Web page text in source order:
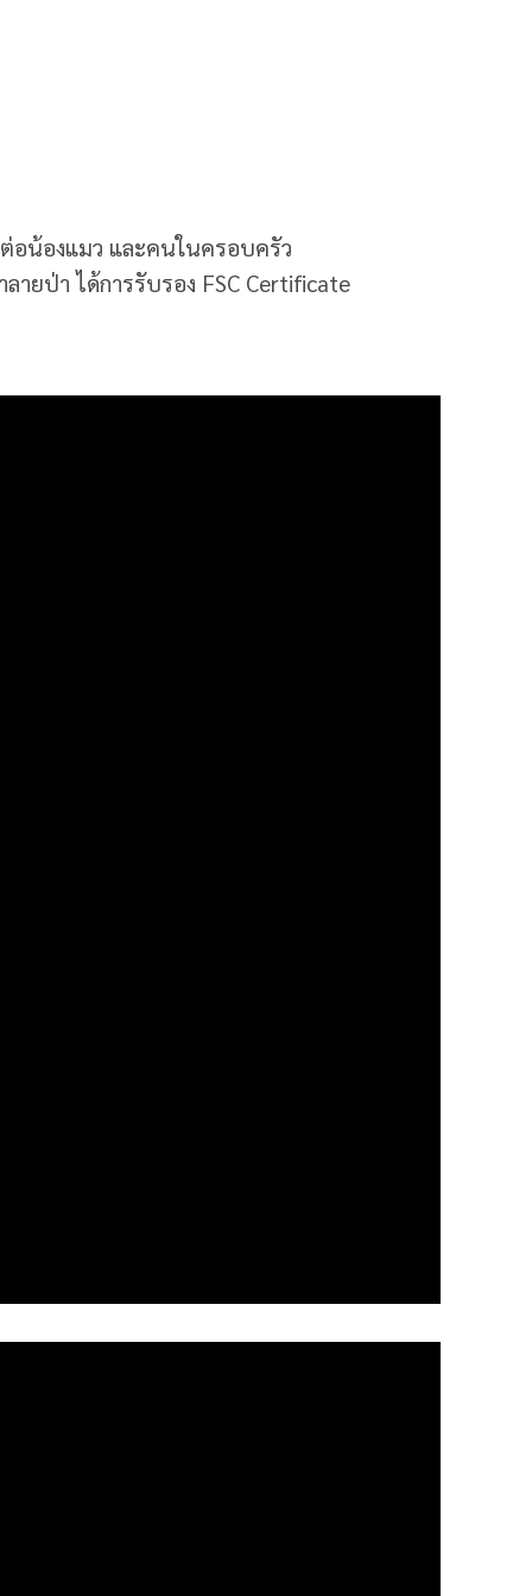
อน้องแมว และคนในครอบครัว
ายป่า ได้การรับรอง FSC Certificate